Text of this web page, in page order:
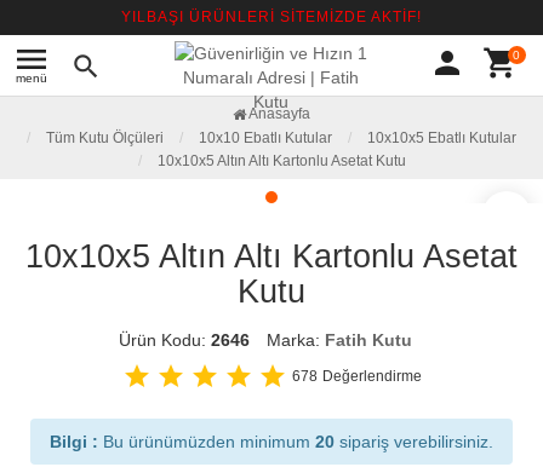
YILBAŞI ÜRÜNLERİ SİTEMİZDE AKTİF!
menu
menü search person shopping_cart0
Anasayfa
Tüm Kutu Ölçüleri
10x10 Ebatlı Kutular
10x10x5 Ebatlı Kutular
10x10x5 Altın Altı Kartonlu Asetat Kutu
10x10x5 Altın Altı Kartonlu Asetat
Kutu
Ürün Kodu: 2646 Marka: Fatih Kutu
star star star star star 678 Değerlendirme
Bilgi : Bu ürünümüzden minimum 20 sipariş verebilirsiniz.